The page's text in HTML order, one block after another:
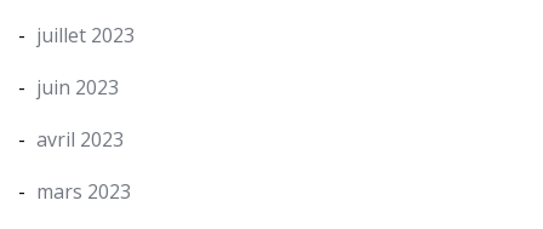
juillet 2023
juin 2023
avril 2023
mars 2023